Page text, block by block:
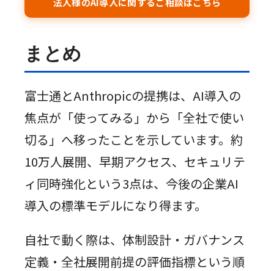
まとめ
富士通とAnthropicの提携は、AI導入の
焦点が「使ってみる」から「全社で使い
切る」へ移ったことを示しています。約
10万人展開、早期アクセス、セキュリテ
ィ同時強化という3点は、今後の企業AI
導入の標準モデルになり得ます。
自社で動く際は、体制設計・ガバナンス
定義・全社展開前提の評価指標という順